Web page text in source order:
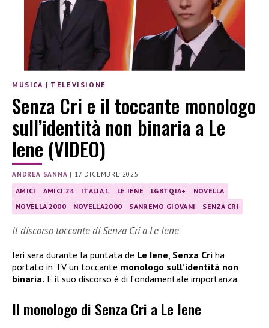
MUSICA | TELEVISIONE
Senza Cri e il toccante monologo
sull’identità non binaria a Le
Iene (VIDEO)
ANDREA SANNA | 17 DICEMBRE 2025
AMICI AMICI 24 ITALIA 1 LE IENE LGBTQIA+
NOVELLA
NOVELLA 2000
NOVELLA2000 SANREMO GIOVANI SENZA CRI
Il discorso toccante di Senza Cri a Le Iene
Ieri sera durante la puntata de Le Iene Senza Cri ha
portato in TV un toccante monologo sull’identità non
binaria. E il suo discorso è di fondamentale importanza.
Il monologo di Senza Cri a Le Iene